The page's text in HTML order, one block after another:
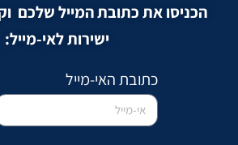
הכניסו את כתובת המייל שלכם
ישירות לאי-מייל:
כתובת האי-מייל